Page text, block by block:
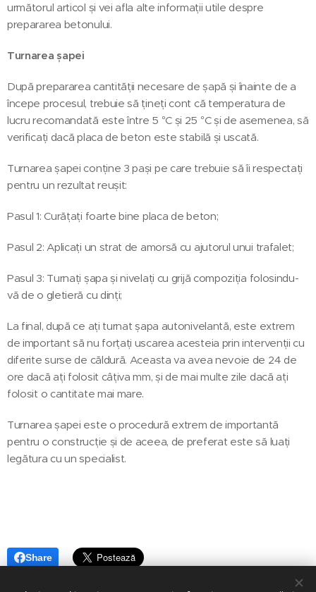
următorul articol și vei afla alte informații utile despre
prepararea betonului.
Turnarea șapei
După prepararea cantității necesare de șapă și înainte de a
începe procesul, trebuie să țineți cont că temperatura de
lucru recomandată este între 5 °C și 25 °C și de asemenea, să
verificați dacă placa de beton este stabilă și uscată.
Turnarea șapei conține 3 pași pe care trebuie să îi respectați
pentru un rezultat reușit:
Pasul 1: Curățați foarte bine placa de beton;
Pasul 2: Aplicați un strat de amorsă cu ajutorul unui trafalet;
Pasul 3: Turnați șapa și nivelați cu grijă compoziția folosindu-
vă de o gletieră cu dinți;
La final, după ce ați turnat șapa autonivelantă, este extrem
de important să nu forțați uscarea acesteia prin intervenții cu
diferite surse de căldură. Aceasta va avea nevoie de 24 de
ore dacă ați folosit câțiva mm, și de mai multe zile dacă ați
folosit o cantitate mai mare.
Turnarea șapei este o procedură extrem de importantă
pentru o construcție și de aceea, de preferat este să luați
legătura cu un specialist.
Share